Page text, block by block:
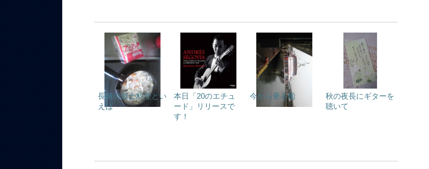
長崎の郷土料理とい
えば
本日「20のエチュ
ード」リリースで
す！
今から乗る船
秋の夜長にギターを
聴いて